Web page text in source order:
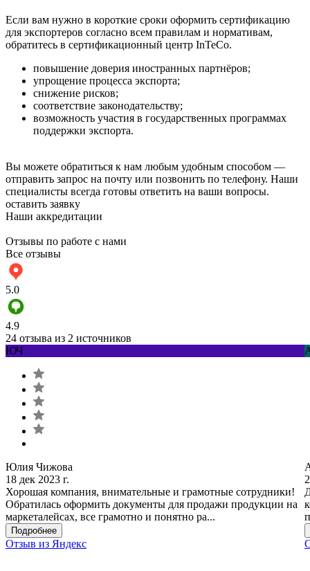
Если вам нужно в короткие сроки оформить сертификацию
для экспортеров согласно всем правилам и нормативам,
обратитесь в сертификационный центр InTeCo.
повышение доверия иностранных партнёров;
упрощение процесса экспорта;
снижение рисков;
соответствие законодательству;
возможность участия в государственных программах
поддержки экспорта.
Вы можете обратиться к нам любым удобным способом —
отправить запрос на почту или позвонить по телефону. Наши
специалисты всегда готовы ответить на ваши вопросы.
оставить заявку
Наши аккредитации
Отзывы по работе с нами
Все отзывы
5.0
4.9
24 отзыва из 2 источников
ЮЧ
Юлия Чижова
18 дек 2023 г.
Хорошая компания, внимательные и грамотные сотрудники!
Обратилась оформить документы для продажи продукции на
маркеталейсах, все грамотно и понятно ра...
Подробнее
Отзыв из Яндекс